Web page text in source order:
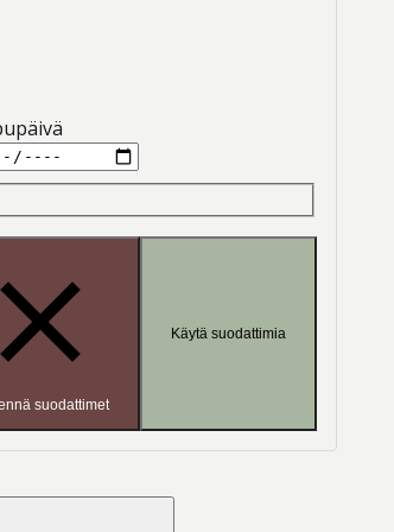
suodattimet
Käytä suodattimia